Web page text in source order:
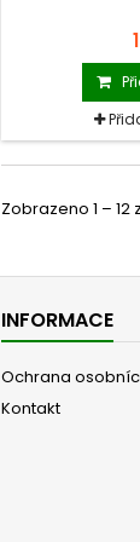
Zobrazeno 1 – 12
INFORMACE
Ochrana
Kontakt